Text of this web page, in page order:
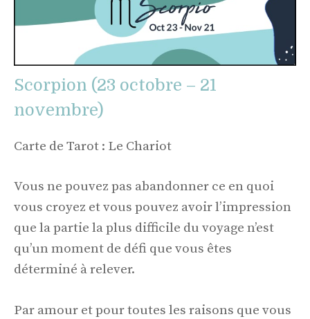
Scorpion (23 octobre – 21
novembre)
Carte de Tarot : Le Chariot
Vous ne pouvez pas abandonner ce en quoi
vous croyez et vous pouvez avoir l’impression
que la partie la plus difficile du voyage n’est
qu’un moment de défi que vous êtes
déterminé à relever.
Par amour et pour toutes les raisons que vous